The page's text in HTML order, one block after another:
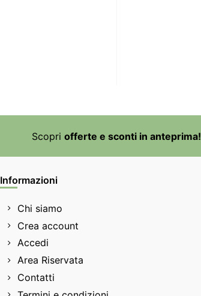
Scopri offerte e sconti in anteprima!
Informazioni
Chi siamo
Crea account
Accedi
Area Riservata
Contatti